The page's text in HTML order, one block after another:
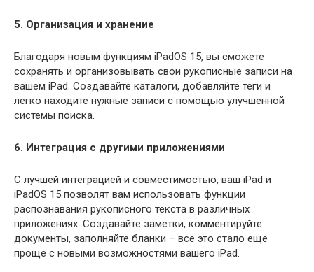
5. Организация и хранение
Благодаря новым функциям iPadOS 15, вы сможете
сохранять и организовывать свои рукописные записи на
вашем iPad. Создавайте каталоги, добавляйте теги и
легко находите нужные записи с помощью улучшенной
системы поиска.
6. Интеграция с другими приложениями
С лучшей интеграцией и совместимостью, ваш iPad и
iPadOS 15 позволят вам использовать функции
распознавания рукописного текста в различных
приложениях. Создавайте заметки, комментируйте
документы, заполняйте бланки – все это стало еще
проще с новыми возможностями вашего iPad.